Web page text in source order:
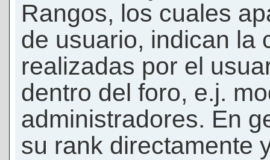
Rangos, los cuales
de usuario, indican la
realizadas por el
dentro del foro, e.j.
administradores. En
su rank directamente